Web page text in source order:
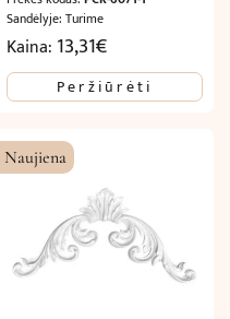
Sandėlyje: Turime
Kaina: 13,31€
Peržiūrėti
Naujiena